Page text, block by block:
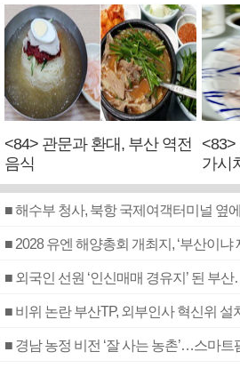
<84> 관문과 환대, 부산 역전
음식
<83>
가시
■ 해수부 청사, 북항 국제여객터미널 옆
■ 2028 유엔 해양총회 개최지, ‘부산이냐
■ 외국인 선원 ‘인신매매 경유지’ 된 부
■ 비위 논란 부산TP, 외부인사 혁신위 설
■ 경남 농정 비전 ‘잘 사는 농촌’…스마